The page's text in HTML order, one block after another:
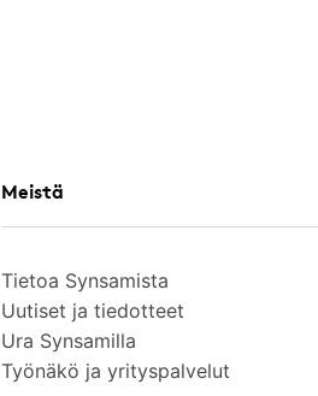
Meistä
Tietoa Synsamista
Uutiset ja tiedotteet
Ura Synsamilla
Työnäkö ja yrityspalvelut